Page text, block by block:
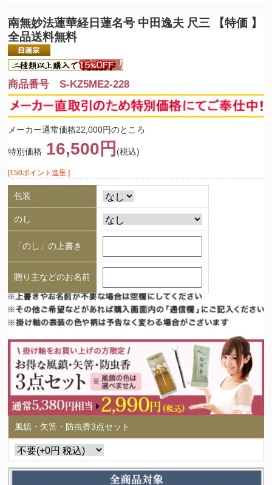
南無妙法蓮華経日蓮名号 中田逸夫 尺三 【特価 】
全品送料無料
商品番号 S-KZ5ME2-228
メーカー通常価格22,000円のところ
特別価格 16,500円 (税込)
[150ポイント進呈 ]
包装
のし
「のし」の上書き
贈り主などのお名前
風鎮・矢筈・防虫香3点セット